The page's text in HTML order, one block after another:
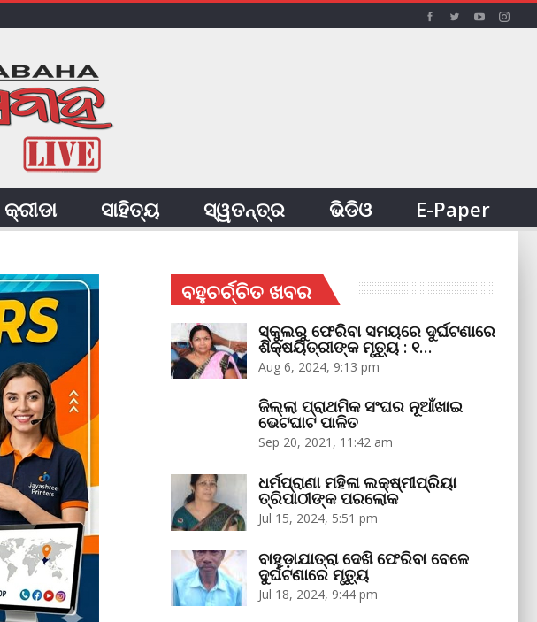
କ୍ରୀଡା ସାହିତ୍ୟ ସ୍ୱତନ୍ତ୍ର ଭିଡିଓ E-Paper
ବହୁଚର୍ଚ୍ଚିତ ଖବର
ସ୍କୁଲରୁ ଫେରିବା ସମୟରେ ଦୁର୍ଘଟଣାରେ
ଶିକ୍ଷୟିତ୍ରୀଙ୍କ ମୃତ୍ୟୁ : ୧…
Aug 6, 2024, 9:13 pm
ଜିଲ୍ଲା ପ୍ରାଥମିକ ସଂଘର ନୂଆଁଖାଇ
ଭେଟଘାଟ ପାଳିତ
Sep 20, 2021, 11:42 am
ଧର୍ମପ୍ରାଣା ମହିଳା ଲକ୍ଷ୍ମୀପ୍ରିୟା
ତ୍ରିପାଠୀଙ୍କ ପରଲୋକ
Jul 15, 2024, 5:51 pm
ବାହୁଡ଼ାଯାତ୍ରା ଦେଖି ଫେରିବା ବେଳେ
ଦୁର୍ଘଟଣାରେ ମୃତ୍ୟୁ
Jul 18, 2024, 9:44 pm